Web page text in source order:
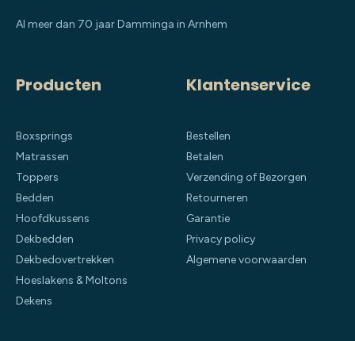
Al meer dan 70 jaar Damminga in Arnhem
Producten
Boxsprings
Matrassen
Toppers
Bedden
Hoofdkussens
Dekbedden
Dekbedovertrekken
Hoeslakens & Moltons
Dekens
Klantenservice
Bestellen
Betalen
Verzending of Bezorgen
Retourneren
Garantie
Privacy policy
Algemene voorwaarden